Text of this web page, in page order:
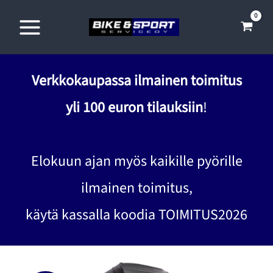
sisältöön
Verkkokaupassa ilmainen toimitus
yli 100 euron tilauksiin!
Elokuun ajan myös kaikille pyörille
ilmainen toimitus,
käytä kassalla koodia TOIMITUS2026